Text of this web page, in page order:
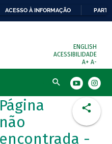
ACESSO À INFORMAÇÃO
ENGLISH
ACESSIBILIDADE
A+ A-
Busca
Página
não
encontrada -